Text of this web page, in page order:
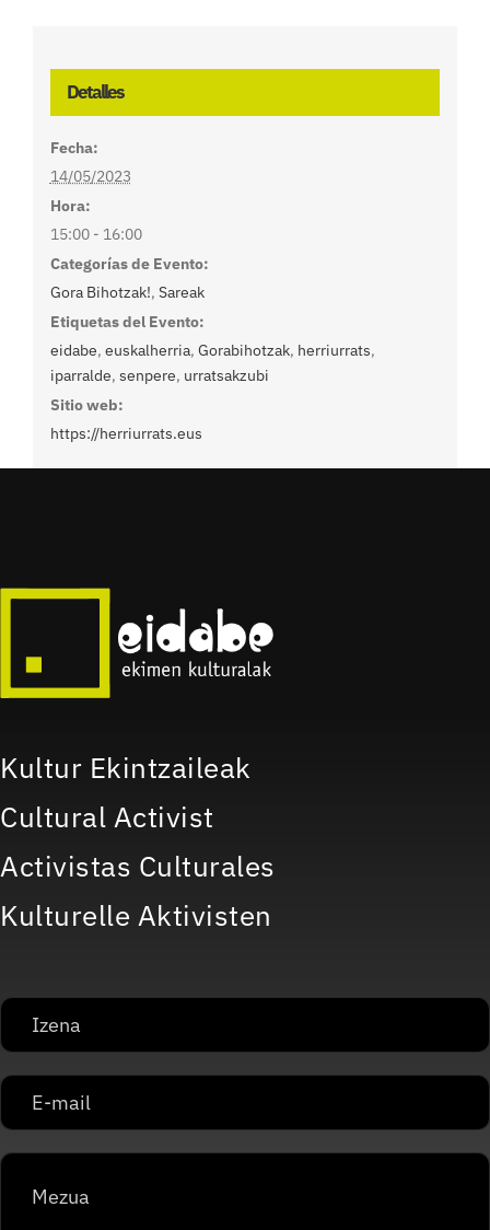
Detalles
Fecha:
14/05/2023
Hora:
15:00 - 16:00
Categorías de Evento:
Gora Bihotzak!, Sareak
Etiquetas del Evento:
eidabe, euskalherria, Gorabihotzak, herriurrats,
iparralde, senpere, urratsakzubi
Sitio web:
https://herriurrats.eus
Kultur Ekintzaileak
Cultural Activist
Activistas Culturales
Kulturelle Aktivisten